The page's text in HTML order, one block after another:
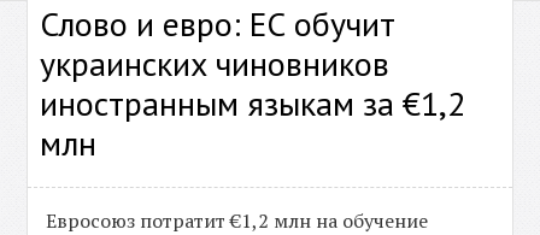
Слово и евро: ЕС обучит
украинских чиновников
иностранным языкам за €1,2
млн
Евросоюз потратит €1,2 млн на обучение